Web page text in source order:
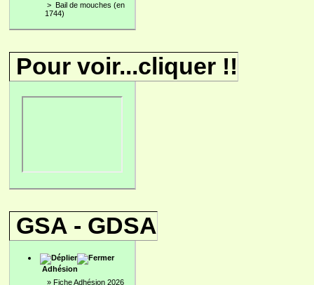
> Bail de mouches (en
1744)
Pour voir...cliquer !!
GSA - GDSA
Adhésion
» Fiche Adhésion 2026